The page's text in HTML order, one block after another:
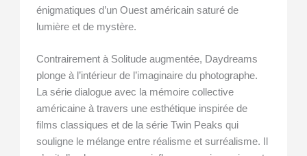
énigmatiques d’un Ouest américain saturé de
lumière et de mystère.
Contrairement à Solitude augmentée, Daydreams
plonge à l’intérieur de l’imaginaire du photographe.
La série dialogue avec la mémoire collective
américaine à travers une esthétique inspirée de
films classiques et de la série Twin Peaks qui
souligne le mélange entre réalisme et surréalisme. Il